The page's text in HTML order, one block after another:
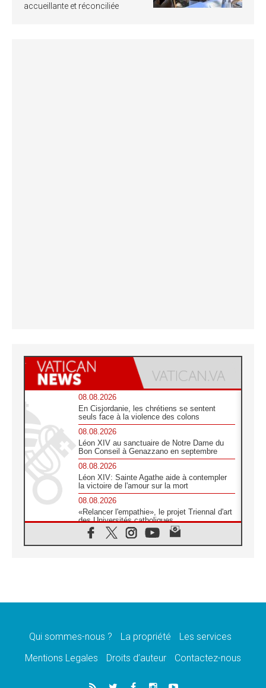
accueillante et réconciliée
08.08.2026
En Cisjordanie, les chrétiens se sentent
seuls face à la violence des colons
08.08.2026
Léon XIV au sanctuaire de Notre Dame du
Bon Conseil à Genazzano en septembre
08.08.2026
Léon XIV: Sainte Agathe aide à contempler
la victoire de l'amour sur la mort
08.08.2026
«Relancer l'empathie», le projet Triennal d'art
des Universités catholiques
08.08.2026
Signis 2026, donner la parole aux religieuses
07.08.2026
07.08.2026
de l'Assomption et mémoire nationale
«La paix commence par l'empathie» estime
Qui sommes-nous ? La propriété
Les services
Mentions Legales
Droits d’auteur Contactez-nous